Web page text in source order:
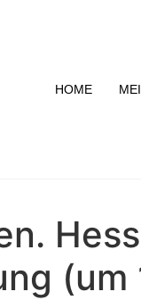
HOME
(um